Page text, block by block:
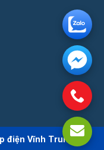
điện Vĩnh Trung